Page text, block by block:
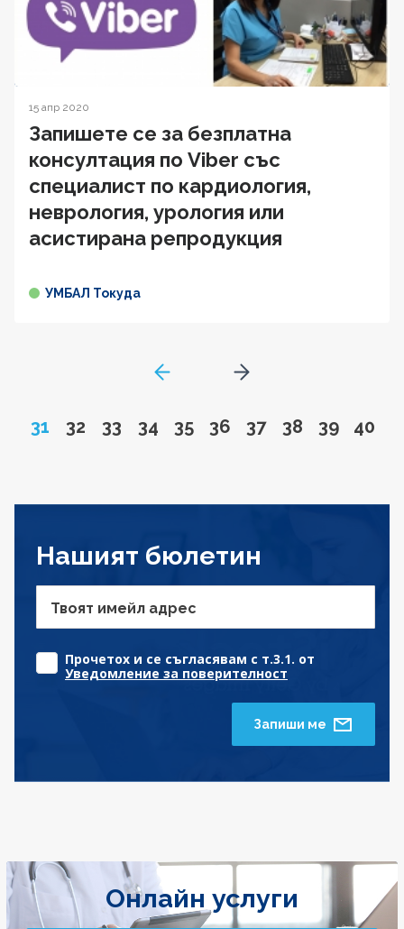
15 апр 2020
Запишете се за безплатна
консултация по Viber със
специалист по кардиология,
неврология, урология или
асистирана репродукция
УМБАЛ Токуда
GoToPreviousPage
Page
31 Go to page
32 Go to page
33 Go to page
34 Go to page
35 Go to page
36 Go to page
37 Go to page
38 Go to
39 Go
40
Go to next page
Нашият бюлетин
Твоят имейл адрес
Прочетох и се съгласявам с т.3.1. от
Уведомление за поверителност
Запиши ме
Онлайн услуги